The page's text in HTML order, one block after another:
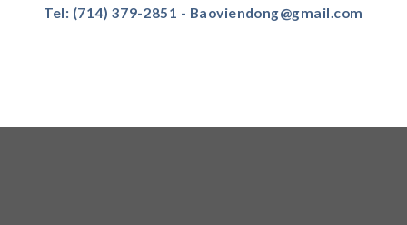
Tel: (714) 379-2851 - Baoviendong@gmail.com